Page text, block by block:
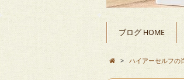
ブログ HOME
> ハイアーセルフの